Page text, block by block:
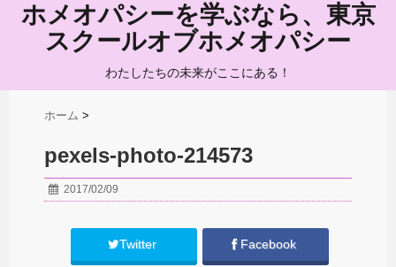
ホメオパシーを学ぶなら、東京
スクールオブホメオパシー
わたしたちの未来がここにある！
ホーム >
pexels-photo-214573
2017/02/09
Twitter Facebook